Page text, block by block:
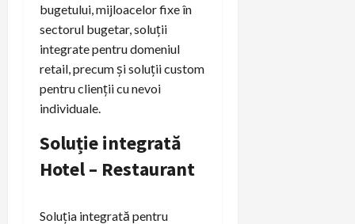
bugetului, mijloacelor fixe în
sectorul bugetar, soluții
integrate pentru domeniul
retail, precum și soluții custom
pentru clienții cu nevoi
individuale.
Soluție integrată
Hotel – Restaurant
Soluția integrată pentru